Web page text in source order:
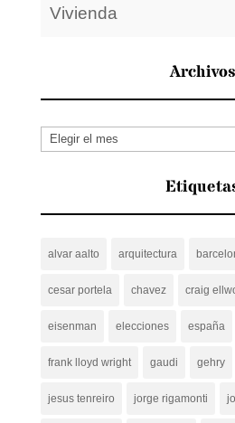
Vivienda
Archivos
Archivos
alvar aalto arquitectura
cesar portela chavez craig
eisenman elecciones españa
frank lloyd wright gaudi gehry
jesus tenreiro jorge rigamonti